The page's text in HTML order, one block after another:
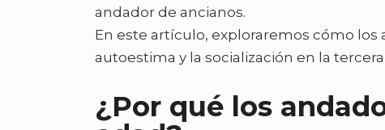
andador de ancianos.
En este artículo, exploraremos cómo
autoestima y la socialización en la
¿Por qué los